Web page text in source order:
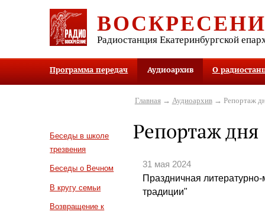
Радиостанция Екатеринбургской
Программа передач Аудиоархив О
Беседы в школе
трезвения
Беседы о Вечном
В кругу семьи
Возвращение к
Главная→ Аудиоархив→ Репортаж
Репортаж дня
31 мая 2024
Праздничная
традиции"